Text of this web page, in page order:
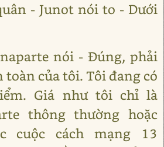
- Junot nói to - Dưới
nói - Đúng, phải
toàn của tôi. Tôi đang có
Giá như tôi chỉ là
thông thường hoặc
cuộc cách mạng 13